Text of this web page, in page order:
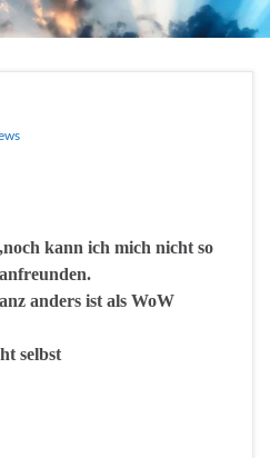
kann ich mich nicht so
anders ist als WoW
selbst